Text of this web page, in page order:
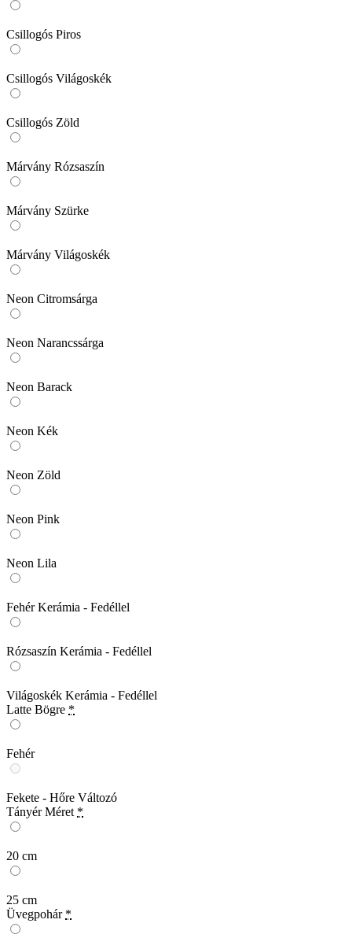
Csillogós Piros
Csillogós Világoskék
Csillogós Zöld
Márvány Rózsaszín
Márvány Szürke
Márvány Világoskék
Neon Citromsárga
Neon Narancssárga
Neon Barack
Neon Kék
Neon Zöld
Neon Pink
Neon Lila
Fehér Kerámia - Fedéllel
Rózsaszín Kerámia - Fedéllel
Világoskék Kerámia - Fedéllel
Latte Bögre *
Fehér
Fekete - Hőre Változó
Tányér Méret *
20 cm
25 cm
Üvegpohár *